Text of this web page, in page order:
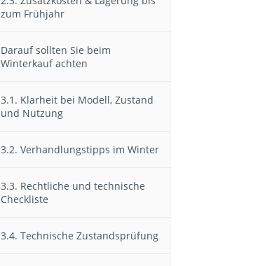
zum Frühjahr
Darauf sollten Sie beim
Winterkauf achten
3.1. Klarheit bei Modell, Zustand
und Nutzung
3.2. Verhandlungstipps im Winter
3.3. Rechtliche und technische
Checkliste
3.4. Technische Zustandsprüfung